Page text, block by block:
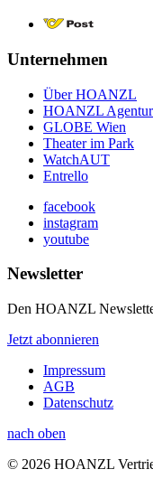
Unternehmen
Über HOANZL
HOANZL Agentur
GLOBE Wien
Theater im Park
WatchAUT
Entrello
facebook
instagram
youtube
Newsletter
Den HOANZL
Jetzt abonnieren
Impressum
AGB
Datenschutz
nach oben
© 2026 HOANZL